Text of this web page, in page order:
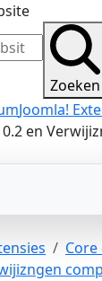
Zoeken
Joomla!
en
Core